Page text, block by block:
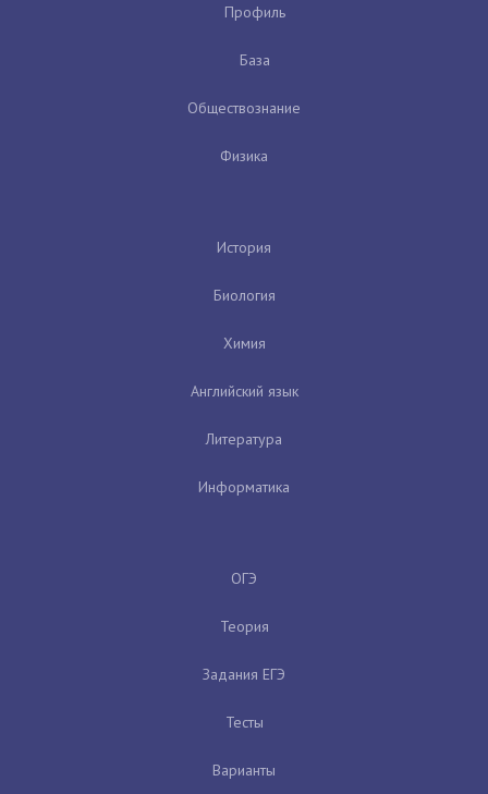
Профиль
База
Обществознание
Физика
История
Биология
Химия
Английский язык
Литература
Информатика
ОГЭ
Теория
Задания ЕГЭ
Тесты
Варианты